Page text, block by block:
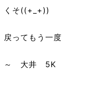
くそ((+_+))
戻ってもう一度
～ 大井 5K